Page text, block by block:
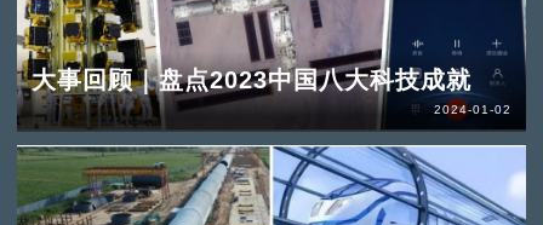
大事回顾｜盘点2023中国八大科技成就
2024-01-02